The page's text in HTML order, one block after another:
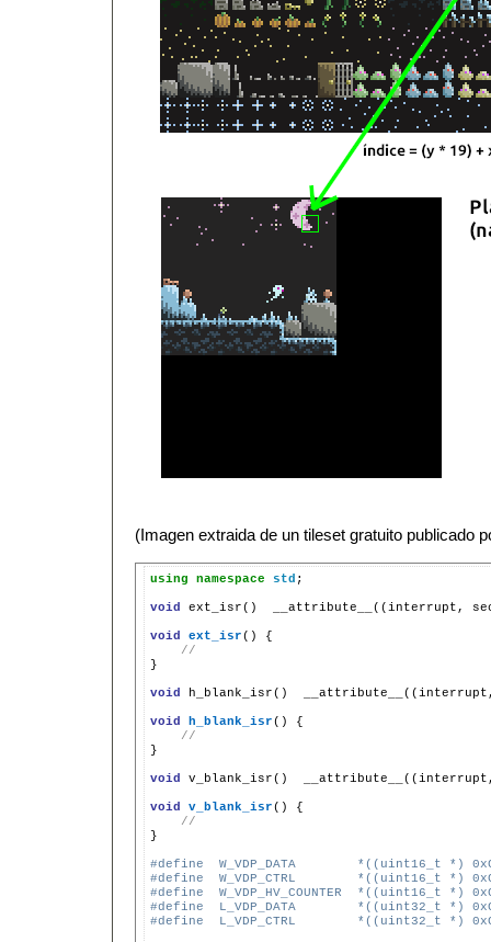
(Imagen extraida de un tileset gratuito publicado
using namespace std ;
void ext_isr() __attribute__((interrupt,
void ext_isr()
//
}
void h_blank_isr()
void h_blank_isr()
//
}
void v_blank_isr()
void v_blank_isr()
//
}
#define  W_VDP_DATA        *((uint16_t *)
#define  W_VDP_CTRL        *((uint16_t *)
#define  W_VDP_HV_COUNTER  *((uint16_t *)
#define  L_VDP_DATA        *((uint32_t *)
#define  L_VDP_CTRL        *((uint32_t *)